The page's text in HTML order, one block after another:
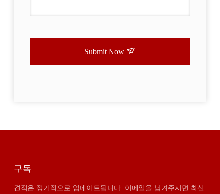
Submit Now
구독
견적은 정기적으로 업데이트됩니다. 이메일을 남겨주시면 최신